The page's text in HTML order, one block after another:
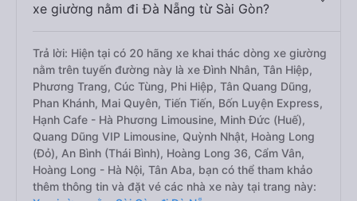
xe giường nằm đi Đà Nẵng từ Sài Gòn?
Trả lời: Hiện tại có 20 hãng xe khai thác dòng xe giường
nằm trên tuyến đường này là xe Đình Nhân, Tân Hiệp,
Phương Trang, Cúc Tùng, Phi Hiệp, Tân Quang Dũng,
Phan Khánh, Mai Quyên, Tiến Tiến, Bốn Luyện Express,
Hạnh Cafe - Hà Phương Limousine, Minh Đức (Huế),
Quang Dũng VIP Limousine, Quỳnh Nhật, Hoàng Long
(Đỏ), An Bình (Thái Bình), Hoàng Long 36, Cẩm Vân,
Hoàng Long - Hà Nội, Tân Aba, bạn có thể tham khảo
thêm thông tin và đặt vé các nhà xe này tại trang này: